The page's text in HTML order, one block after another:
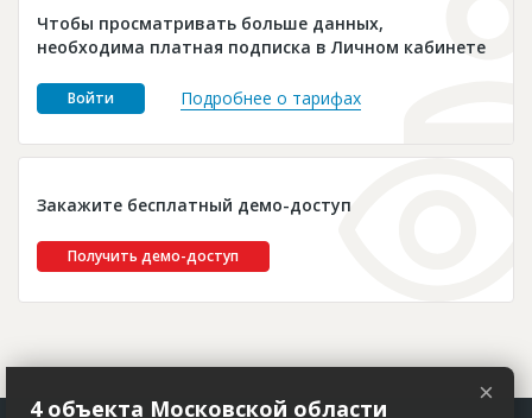
Платные услуги
Пресс-релизы
Чтобы просматривать больше данных,
необходима платная подписка в Личном кабинете
Войти Подробнее о тарифах
Закажите бесплатный демо-доступ
Получить демо-доступ
×
4 объекта Московской области